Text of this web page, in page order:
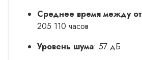
Среднее время между
205 110 часов
Уровень шума: 57 дБ